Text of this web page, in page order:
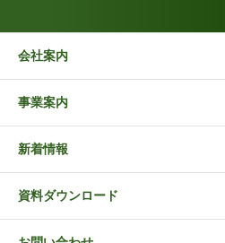
会社案内
事業案内
新着情報
資料ダウンロード